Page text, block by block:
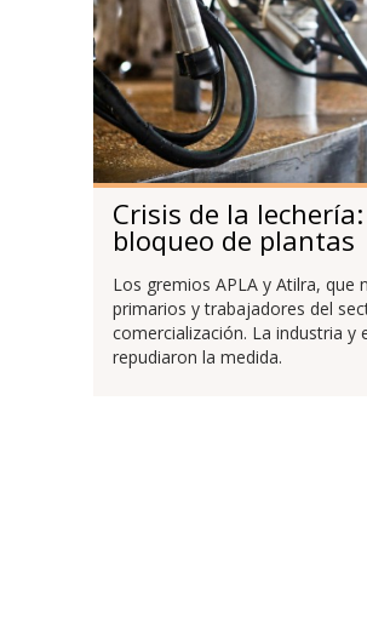
Crisis de la
bloqueo de plantas
Los gremios APLA y Atilra, que
primarios y trabajadores del
comercialización. La industria y
repudiaron la medida.